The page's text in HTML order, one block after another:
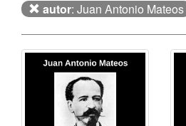
autor: Juan Antonio Mateos